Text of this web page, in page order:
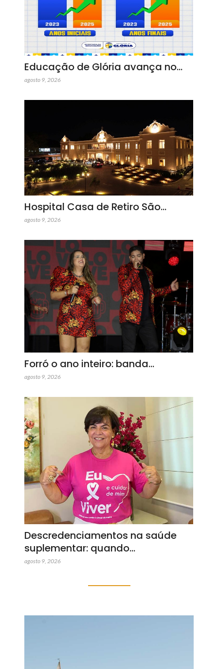
Educação de Glória avança no…
agosto 9, 2026
Hospital Casa de Retiro São…
agosto 9, 2026
Forró o ano inteiro: banda…
agosto 9, 2026
Descredenciamentos na saúde
suplementar: quando…
agosto 9, 2026